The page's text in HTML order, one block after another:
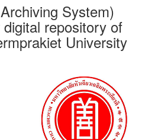
System)
repository of
University